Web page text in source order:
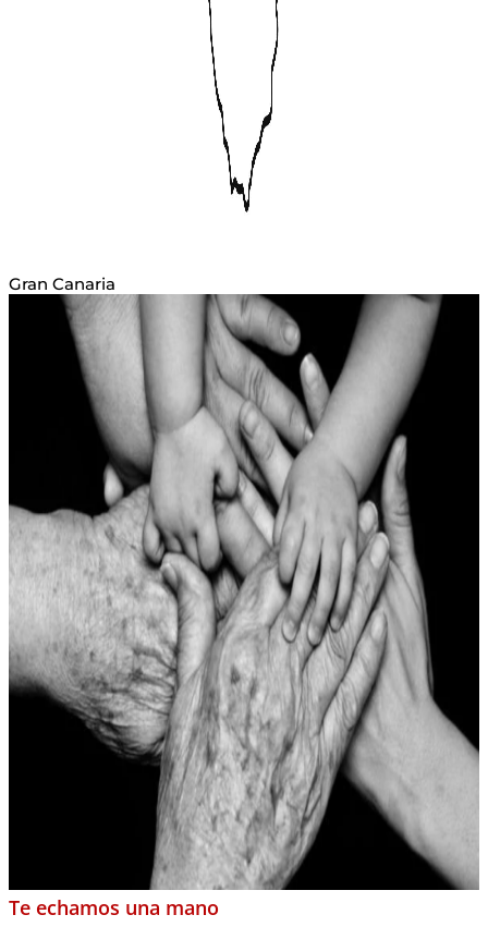
Cerrajero en Las Palmas
+25 años de experiencia
Servicio urgente
24 horas
Precios competitivos